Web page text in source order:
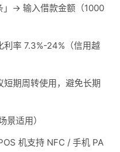
」→ 输入借款金额（1000
利率 7.3%-24%（信用越
期周转使用，避免长期
景适用）
机支持 NFC / 手机 PA